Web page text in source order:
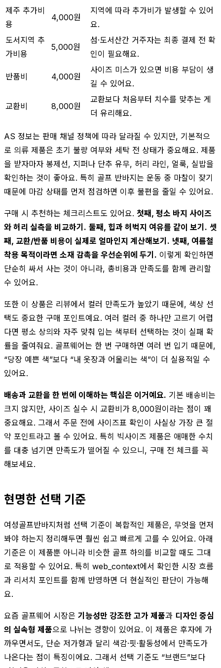
제주 추가비
용
4,000원
지역에 따라 추가비가 발생할 수 있어
요.
도서지역 추
가비용
5,000원
섬·도서산간 거주자는 최종 결제 전 확
인이 필요해요.
반품비 4,000원
사이즈 미스가 있으면 비용 부담이 생
길 수 있어요.
교환비 8,000원
교환보다 처음부터 치수를 맞추는 게
더 유리해요.
AS 정보는 판매 채널 정책에 따라 달라질 수 있지만, 기본적으
로 의류 제품은 초기 불량 여부와 세탁 전 상태가 중요해요. 제품
을 받자마자 봉제선, 지퍼나 단추 유무, 허리 라인, 얼룩, 실밥을
확인하는 것이 좋아요. 특히 골프 반바지는 운동 중 마찰이 잦기
때문에 마감 상태를 먼저 점검하면 이후 불편을 줄일 수 있어요.
구매 시 추천하는 체크리스트도 있어요. 첫째, 평소 바지 사이즈
와 허리 실측을 비교하기. 둘째, 힙과 허벅지 여유를 같이 보기. 셋
째, 교환/반품 비용이 실제로 얼마인지 계산해보기. 넷째, 여름철
착용 목적이라면 소재 감촉을 우선순위에 두기. 이렇게 확인하면
단순히 싸서 사는 것이 아니라, 총비용과 만족도를 함께 관리할
수 있어요.
또한 이 상품은 리뷰에서 컬러 만족도가 높았기 때문에, 색상 선
택도 중요한 구매 포인트예요. 여러 컬러 중 하나만 고르기 어렵
다면 평소 상의와 자주 맞춰 입는 색부터 선택하는 것이 실패 확
률을 줄여줘요. 골프웨어는 한 번 구매하면 여러 번 입기 때문에,
“당장 예쁜 색”보다 “내 옷장과 어울리는 색”이 더 실용적일 수
있어요.
배송과 교환을 한 번에 이해하는 핵심은 이거예요. 기본 배송비는
크지 않지만, 사이즈 실수 시 교환비가 8,000원이라는 점이 꽤
중요해요. 그래서 주문 전에 사이즈표 확인이 사실상 가장 큰 절
약 포인트라고 볼 수 있어요. 특히 빅사이즈 제품은 애매한 수치
를 대충 넘기면 만족도가 떨어질 수 있으니, 구매 전 체크를 꼭
해보세요.
현명한 선택 기준
여성골프반바지처럼 선택 기준이 복합적인 제품은, 무엇을 먼저
봐야 하는지 정리해두면 훨씬 쉽고 빠르게 고를 수 있어요. 아래
기준은 이 제품뿐 아니라 비슷한 골프 하의를 비교할 때도 그대
로 적용할 수 있어요. 특히 web_context에서 확인한 시장 흐름
과 리서치 포인트를 함께 반영하면 더 현실적인 판단이 가능해
요.
요즘 골프웨어 시장은 기능성만 강조한 고가 제품과 디자인 중심
의 실속형 제품으로 나뉘는 경향이 있어요. 이 제품은 후자에 가
까우면서도, 단순 저가형과 달리 색감·핏·활동성에서 만족도가
나온다는 점이 특징이에요. 그래서 선택 기준도 “브랜드”보다